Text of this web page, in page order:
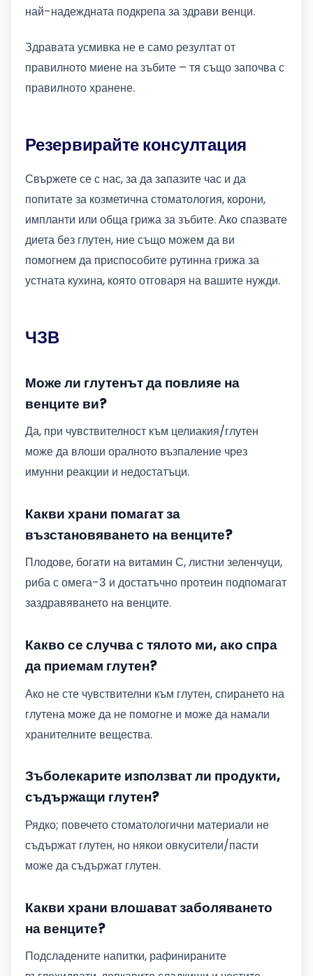
най-надеждната подкрепа за здрави венци.
Здравата усмивка не е само резултат от
правилното миене на зъбите – тя също започва с
правилното хранене.
Резервирайте консултация
Свържете се с нас, за да запазите час и да
попитате за козметична стоматология, корони,
импланти или обща грижа за зъбите. Ако спазвате
диета без глутен, ние също можем да ви
помогнем да приспособите рутинна грижа за
устната кухина, която отговаря на вашите нужди.
ЧЗВ
Може ли глутенът да повлияе на
венците ви?
Да, при чувствителност към целиакия/глутен
може да влоши оралното възпаление чрез
имунни реакции и недостатъци.
Какви храни помагат за
възстановяването на венците?
Плодове, богати на витамин С, листни зеленчуци,
риба с омега-3 и достатъчно протеин подпомагат
заздравяването на венците.
Какво се случва с тялото ми, ако спра
да приемам глутен?
Ако не сте чувствителни към глутен, спирането на
глутена може да не помогне и може да намали
хранителните вещества.
Зъболекарите използват ли продукти,
съдържащи глутен?
Рядко; повечето стоматологични материали не
съдържат глутен, но някои овкусители/пасти
може да съдържат глутен.
Какви храни влошават заболяването
на венците?
Подсладените напитки, рафинираните